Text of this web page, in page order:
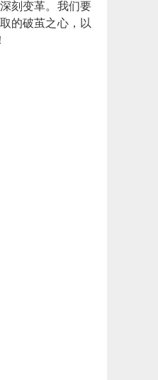
刻变革。我们要
的破茧之心，以